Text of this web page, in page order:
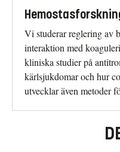
Vi studerar reglering av
interaktion med
kliniska studier på
kärlsjukdomar och hur
utvecklar även metoder